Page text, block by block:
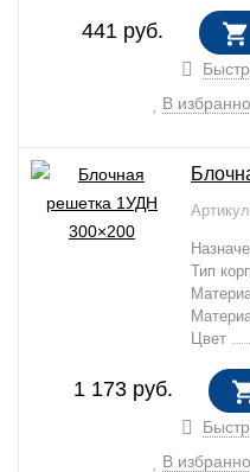
441 руб.
В
Тип
Цвет
1 173 руб.
В